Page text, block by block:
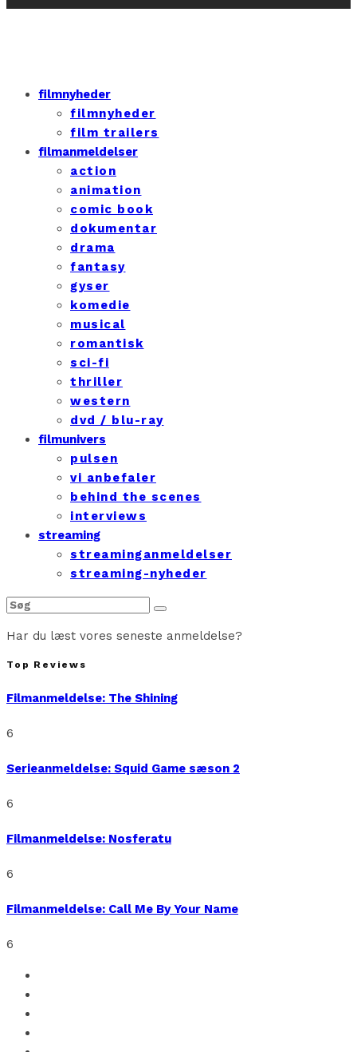
filmnyheder
filmnyheder
film trailers
filmanmeldelser
action
animation
comic book
dokumentar
drama
fantasy
gyser
komedie
musical
romantisk
sci-fi
thriller
western
dvd / blu-ray
filmunivers
pulsen
vi anbefaler
behind the scenes
interviews
streaming
streaminganmeldelser
streaming-nyheder
Har du læst vores seneste anmeldelse?
Top Reviews
Filmanmeldelse: The Shining
6
Serieanmeldelse: Squid Game sæson 2
6
Filmanmeldelse: Nosferatu
6
Filmanmeldelse: Call Me By Your Name
6